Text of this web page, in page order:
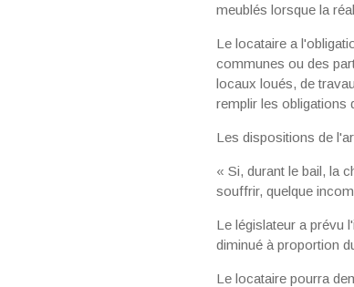
meublés lorsque la
Le locataire a
communes ou des
locaux loués, de
remplir les obligations
Les dispositions de
« Si, durant le bail, la
souffrir, quelque
Le législateur a prévu
diminué à proportion
Le locataire pourra